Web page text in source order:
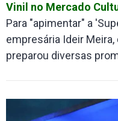
Vinil no Mercado
Para "apimentar" a
empresária Ideir Meira,
preparou diversas